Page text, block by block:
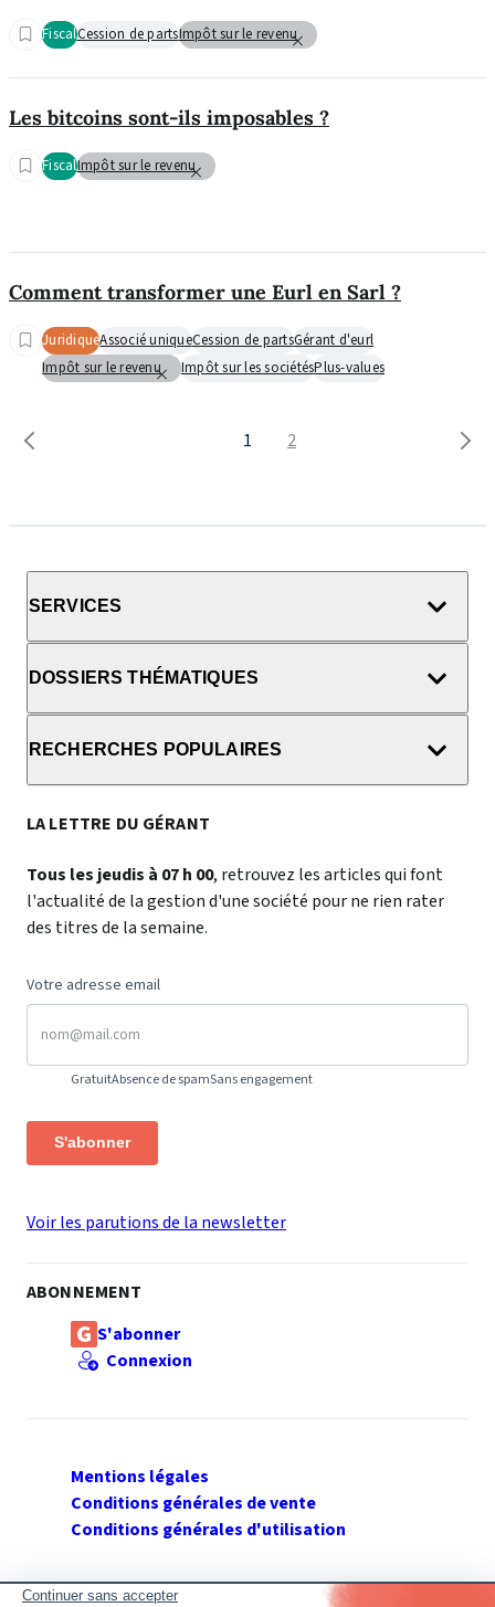
FiscalCession de partsImpôt sur le revenu
Les bitcoins sont-ils imposables ?
FiscalImpôt sur le revenu
Comment transformer une Eurl en Sarl ?
JuridiqueAssocié uniqueCession de partsGérant d'eurl
Impôt sur le revenu
Impôt sur les sociétésPlus-values
1 2
SERVICES
DOSSIERS THÉMATIQUES
RECHERCHES POPULAIRES
LA LETTRE DU GÉRANT
Tous les jeudis à 07 h 00, retrouvez les articles qui font
l'actualité de la gestion d'une société pour ne rien rater
des titres de la semaine.
Votre adresse email
GratuitAbsence de spamSans engagement
S'abonner
Voir les parutions de la newsletter
ABONNEMENT
S'abonner
Connexion
Mentions légales
Conditions générales de vente
Conditions générales d'utilisation